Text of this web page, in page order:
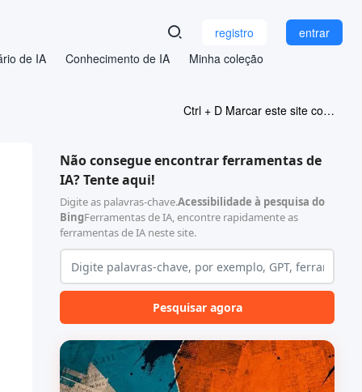
entrar
registro
de IA Conhecimento de IA
Minha coleção
Ctrl + D Marcar este site como favorito
Não consegue encontrar ferramentas de
IA? Tente aqui!
Digite as palavras-chave.Acessibilidade à pesquisa do
BingFerramentas de IA, encontre rapidamente as
ferramentas de IA neste site.
Pesquisar agora